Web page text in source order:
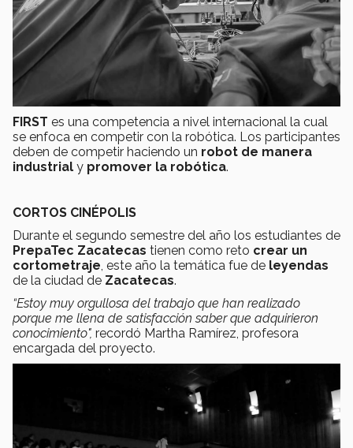
FIRST es una competencia a nivel internacional la cual
se enfoca en competir con la robótica. Los participantes
deben de competir haciendo un robot de manera
industrial y promover la robótica.
CORTOS CINÉPOLIS
Durante el segundo semestre del año los estudiantes de
PrepaTec Zacatecas tienen como reto crear un
cortometraje, este año la temática fue de leyendas
de la ciudad de Zacatecas.
“Estoy muy orgullosa del trabajo que han realizado
porque me llena de satisfacción saber que adquirieron
conocimiento", recordó Martha Ramírez, profesora
encargada del proyecto.